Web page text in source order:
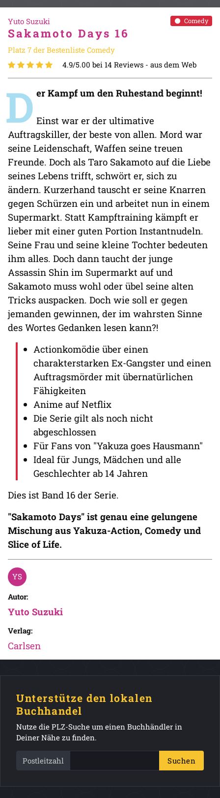
Comedy
Yuto Suzuki
Sakamoto Days 16
Platz 7 der Bestenliste Comedy
4.9/5.00 bei 14 Reviews - aus dem Web
D er Kampf um den Ruhestand beginnt!
Einst war er der ultimative
Auftragskiller, der beste von allen. Mord war
seine Leidenschaft, Waffen seine treuen
Freunde. Doch als Taro Sakamoto auf die Liebe
seines Lebens trifft, schwört er, sich zu
ändern. Kurzerhand tauscht er seine Knarren
gegen Schürzen ein und arbeitet nun in einem
Supermarkt. Statt Kampftraining kämpft er
lieber mit einer guten Portion Instantnudeln.
Seine Frau und seine kleine Tochter bedeuten
ihm alles. Doch dann taucht der junge
Assassin Shin im Supermarkt auf und
Sakamoto muss wohl oder übel seine alten
Tricks auspacken. Doch wie soll er gegen
jemanden gewinnen, der im wahrsten Sinne
des Wortes Gedanken lesen kann?!
Actionkomödie über einen
charakterstarken Ex-Gangster und einen
Auftragsmörder mit übernatürlichen
Fähigkeiten
Anime auf Netflix
Die Serie gilt als noch nicht
abgeschlossen
Für Fans von "Yakuza goes Hausmann"
Ideal für Jungs, Mädchen und alle
Geschlechter ab 14 Jahren
Dies ist Band 16 der Serie.
"Sakamoto Days" ist genau eine gelungene
Mischung aus Yakuza-Action, Comedy und
Slice of Life.
Autor:
Yuto Suzuki
Verlag:
Carlsen
Unterstütze den lokalen
Buchhandel
Nutze die PLZ-Suche um einen Buchhändler in
Deiner Nähe zu finden.
Postleitzahl Suchen